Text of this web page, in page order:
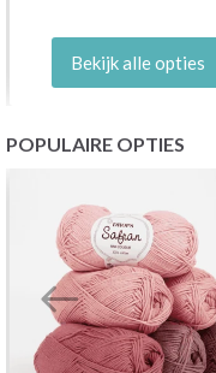
Bekijk alle opties
POPULAIRE OPTIES